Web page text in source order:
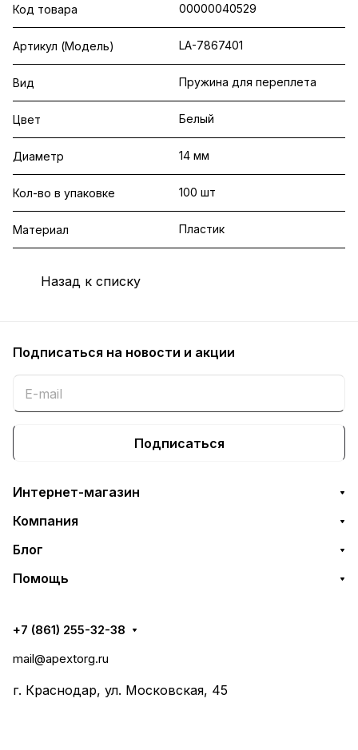
Код товара 00000040529
Артикул (Модель) LA-7867401
Вид Пружина для переплета
Цвет Белый
Диаметр 14 мм
Кол-во в упаковке 100 шт
Материал Пластик
Назад к списку
Подписаться на новости и акции
Подписаться
Интернет-магазин
Компания
Блог
Помощь
+7 (861) 255-32-38
mail@apextorg.ru
г. Краснодар, ул. Московская, 45